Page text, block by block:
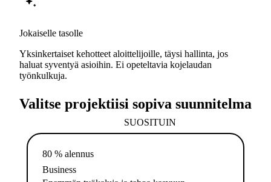
Jokaiselle tasolle
Yksinkertaiset kehotteet aloittelijoille, täysi hallinta, jos
haluat syventyä asioihin. Ei opeteltavia kojelaudan
työnkulkuja.
Valitse projektiisi sopiva suunnitelma
SUOSITUIN
80 % alennus
Business